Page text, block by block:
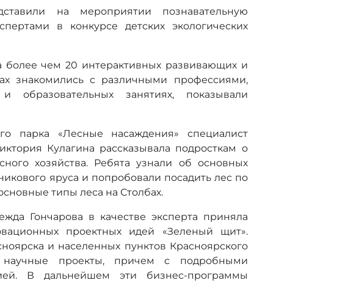
на мероприятии познавательную
в конкурсе детских экологических
чем 20 интерактивных развивающих и
знакомились с различными профессиями,
образовательных занятиях, показывали
парка «Лесные насаждения» специалист
Кулагина рассказывала подросткам о
хозяйства. Ребята узнали об основных
яруса и попробовали посадить лес по
типы леса на Столбах.
Гончарова в качестве эксперта приняла
проектных идей «Зеленый щит».
и населенных пунктов Красноярского
научные проекты, причем с подробными
В дальнейшем эти бизнес-программы